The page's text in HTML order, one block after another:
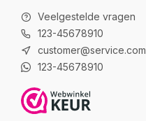
Veelgestelde vragen
123-45678910
customer@service.com
123-45678910